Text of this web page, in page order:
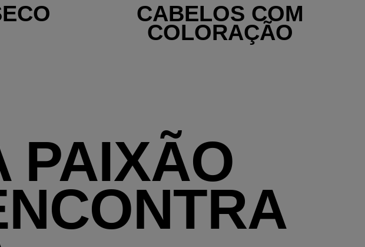
CABELOS COM
COLORAÇÃO
PAIXÃO